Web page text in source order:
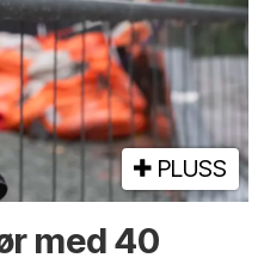
PLUSS
med 40